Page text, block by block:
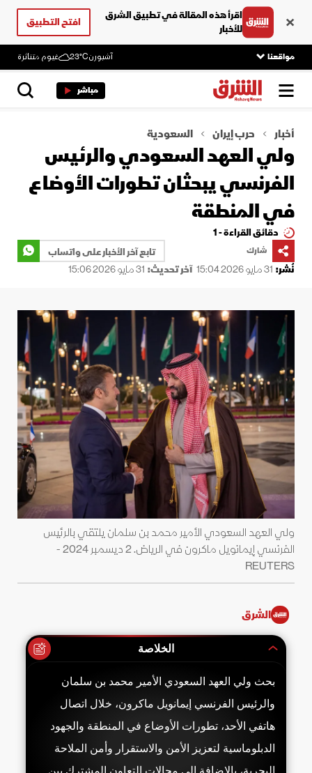
اقرأ هذه المقالة في تطبيق الشرق
للأخبار
افتح التطبيق
مواقعنا آشبورن23°C غيوم متناثرة
مباشر
أخبار حرب إيران السعودية
ولي العهد السعودي والرئيس
الفرنسي يبحثان تطورات الأوضاع
في المنطقة
دقائق القراءة - 1
شارك
تابع آخر الأخبار على واتساب
نُشر: 31 مايو 2026 15:04 آخر تحديث: 31 مايو 2026 15:06
ولي العهد السعودي الأمير محمد بن سلمان يلتقي بالرئيس
الفرنسي إيمانويل ماكرون في الرياض. 2 ديسمبر 2024 -
REUTERS
الشرق
الخلاصة
بحث ولي العهد السعودي الأمير محمد بن سلمان
والرئيس الفرنسي إيمانويل ماكرون، خلال اتصال
هاتفي الأحد، تطورات الأوضاع في المنطقة والجهود
الدبلوماسية لتعزيز الأمن والاستقرار وأمن الملاحة
البحرية، بالإضافة إلى مجالات التعاون المشترك بين